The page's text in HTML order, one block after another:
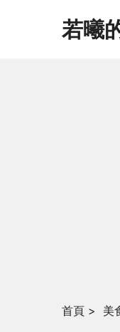
若曦
首頁 > 美